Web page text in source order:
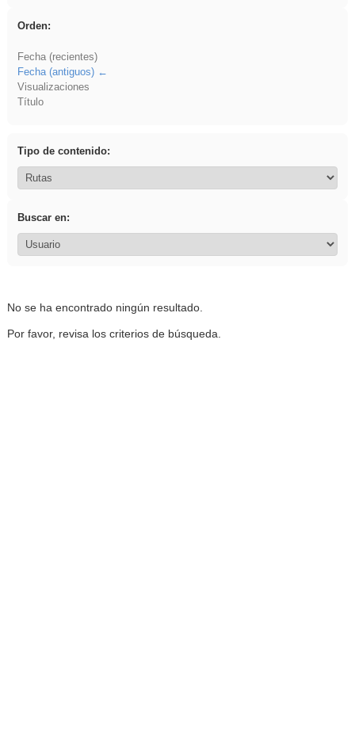
Orden:
Fecha (recientes)
Fecha (antiguos)
Visualizaciones
Título
Tipo de contenido:
Buscar en:
No se ha encontrado ningún resultado.
Por favor, revisa los criterios de búsqueda.